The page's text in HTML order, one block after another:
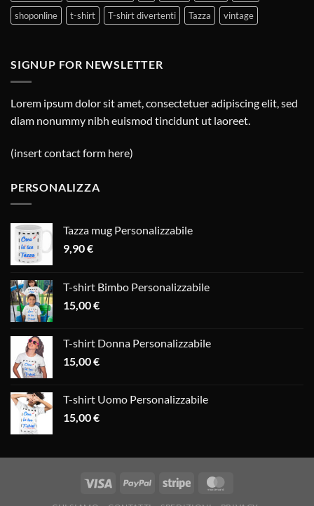
shoponline
t-shirt T-shirt divertenti Tazza vintage
SIGNUP FOR NEWSLETTER
Lorem ipsum dolor sit amet, consectetuer adipiscing elit, sed
diam nonummy nibh euismod tincidunt ut laoreet.
(insert contact form here)
PERSONALIZZA
Tazza mug Personalizzabile
9,90€
T-shirt Bimbo Personalizzabile
15,00€
T-shirt Donna Personalizzabile
15,00€
T-shirt Uomo Personalizzabile
15,00€